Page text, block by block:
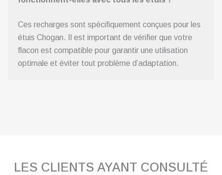
Ces recharges sont spécifiquement conçues pour les
étuis Chogan. Il est important de vérifier que votre
flacon est compatible pour garantir une utilisation
optimale et éviter tout problème d’adaptation.
LES CLIENTS AYANT CONSULTÉ